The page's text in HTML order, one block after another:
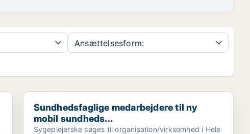
Ansættelsesform:
Sundhedsfaglige medarbejdere til ny mobil sundheds...
Sundhedsfaglige medarbejdere til ny
mobil sundheds...
Sygeplejerske søges til organisation/virksomhed i Hele